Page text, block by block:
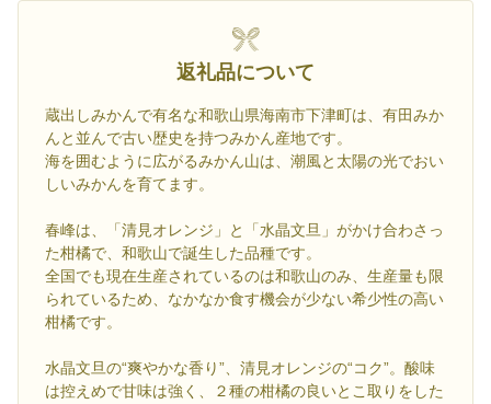
返礼品について
蔵出しみかんで有名な和歌山県海南市下津町は、有田みか
んと並んで古い歴史を持つみかん産地です。
海を囲むように広がるみかん山は、潮風と太陽の光でおい
しいみかんを育てます。
春峰は、「清見オレンジ」と「水晶文旦」がかけ合わさっ
た柑橘で、和歌山で誕生した品種です。
全国でも現在生産されているのは和歌山のみ、生産量も限
られているため、なかなか食す機会が少ない希少性の高い
柑橘です。
水晶文旦の“爽やかな香り”、清見オレンジの“コク”。酸味
は控えめで甘味は強く、２種の柑橘の良いとこ取りをした